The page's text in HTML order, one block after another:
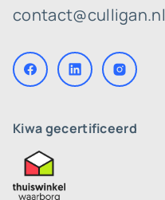
contact@culligan.nl
Kiwa gecertificeerd